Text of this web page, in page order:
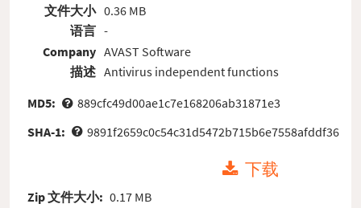
文件大小
语言
Company
描述
0.36 MB
-
AVAST Software
Antivirus independent functions
MD5:
889cfc49d00ae1c7e168206ab31871e3
SHA-1:
9891f2659c0c54c31d5472b715b6e7558afddf36
下载
Zip 文件大小: 0.17 MB